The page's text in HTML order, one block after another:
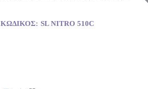
ΚΩΔΙΚΌΣ: SL NITRO 510C